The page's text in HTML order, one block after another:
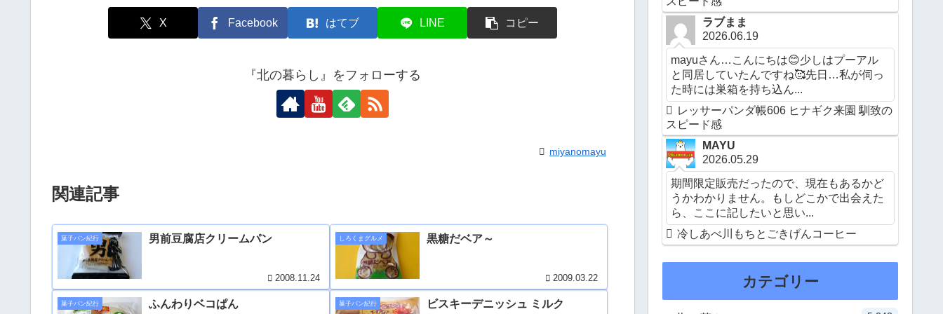
X Facebook はてブ LINE コピー
『北の暮らし』をフォローする
miyanomayu
関連記事
菓子パン紀行 男前豆腐店クリームパン
2008.11.24
しろくまグルメ 黒糖だベア～
2009.03.22
菓子パン紀行 ふんわりベコぱん 菓子パン紀行 ビスキーデニッシュ ミルク
ラブまま
2026.06.19
mayuさん…こんにちは😊少しはプーアル
と同居していたんですね🥰先日…私が伺っ
た時には巣箱を持ち込ん...
レッサーパンダ帳606 ヒナギク来園 馴致の
スピード感
MAYU
2026.05.29
期間限定販売だったので、現在もあるかど
うかわかりません。もしどこかで出会えた
ら、ここに記したいと思い...
冷しあべ川もちとごきげんコーヒー
カテゴリー